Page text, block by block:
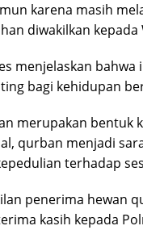
karena masih
diwakilkan kepada
menjelaskan
bagi kehidupan
merupakan bentuk
qurban menjadi
terhadap
penerima hewan
kasih kepada